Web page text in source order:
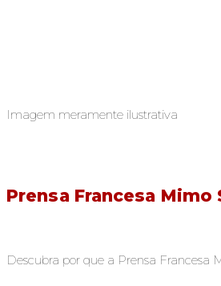
Imagem meramente ilustrativa
Prensa Francesa
Descubra por que a Prensa Francesa